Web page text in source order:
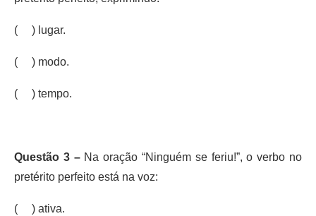
( ) lugar.
( ) modo.
( ) tempo.
Questão 3 – Na oração “Ninguém se feriu!”, o verbo no
pretérito perfeito está na voz:
( ) ativa.